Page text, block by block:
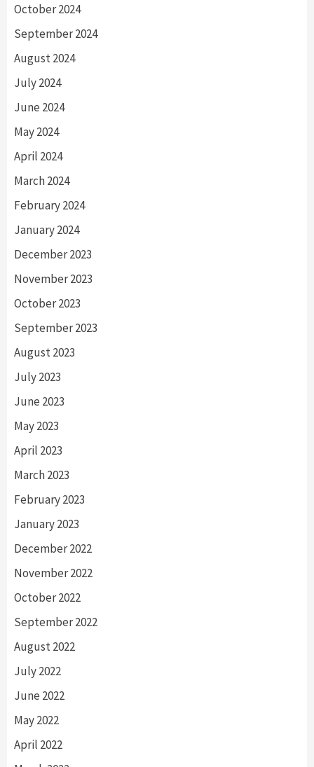
October 2024
September 2024
August 2024
July 2024
June 2024
May 2024
April 2024
March 2024
February 2024
January 2024
December 2023
November 2023
October 2023
September 2023
August 2023
July 2023
June 2023
May 2023
April 2023
March 2023
February 2023
January 2023
December 2022
November 2022
October 2022
September 2022
August 2022
July 2022
June 2022
May 2022
April 2022